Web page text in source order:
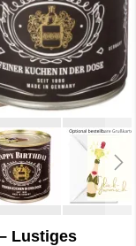
Lustiges